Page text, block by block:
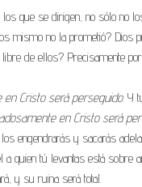
que se dirigen, no sólo no
mismo no la prometió?
de ellos? Precisamente
Cristo será perseguido. Y
en Cristo será
engendrarás y sacarás
quien tú levantas está sobre
y su ruina será total.